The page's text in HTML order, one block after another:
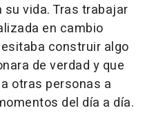
vida. Tras trabajar
en cambio
construir algo
de verdad y que
otras personas a
del día a día.